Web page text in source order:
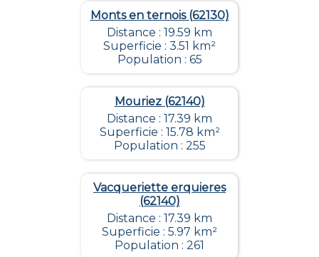
Monts en ternois (62130)
Distance : 19.59 km
Superficie : 3.51 km²
Population : 65
Mouriez (62140)
Distance : 17.39 km
Superficie : 15.78 km²
Population : 255
Vacqueriette erquieres
(62140)
Distance : 17.39 km
Superficie : 5.97 km²
Population : 261